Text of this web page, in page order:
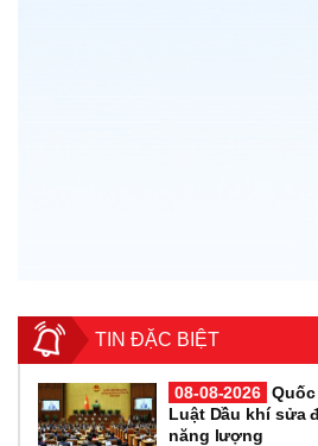
TIN ĐẶC BIỆT
08-08-2026
Luật Dầu khí sửa
năng lượng